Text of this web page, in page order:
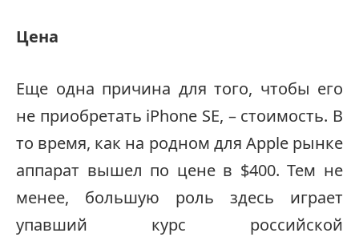
Цена
Еще одна причина для того, чтобы его
не приобретать iPhone SE, – стоимость. В
то время, как на родном для Apple рынке
аппарат вышел по цене в $400. Тем не
менее, большую роль здесь играет
упавший курс российской